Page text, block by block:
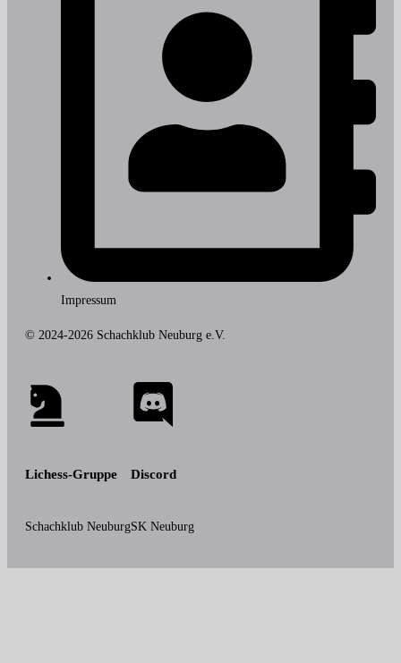
Impressum
© 2024-2026 Schachklub Neuburg e.V.
Lichess-Gruppe
Schachklub Neuburg
Discord
SK Neuburg